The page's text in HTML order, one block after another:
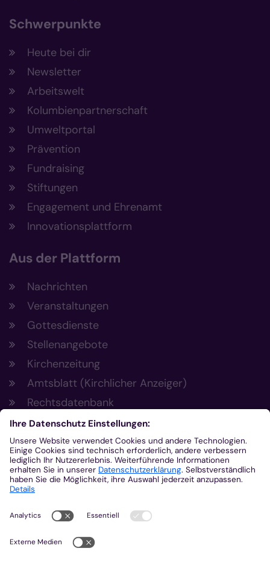
Schwerpunkte
Heute bei dir
Newsletter
Arbeitswelt
Kolumbienpartnerschaft
Umweltportal
Prävention
Fundraising
Stiftungen
Engagement und Ehrenamt
Innovationsplattform
Aus der Plattform
Nachrichten
Veranstaltungen
Gottesdienste
Stellenangebote
Kirchenzeitung
Amtsblatt (Kirchlicher Anzeiger)
Rechtsdatenbank
Meldestelle gemäß Hinweisgeberschutzgesetz
Kontakt
+49 241 452-0